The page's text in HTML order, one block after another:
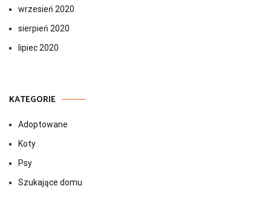
wrzesień 2020
sierpień 2020
lipiec 2020
KATEGORIE
Adoptowane
Koty
Psy
Szukające domu